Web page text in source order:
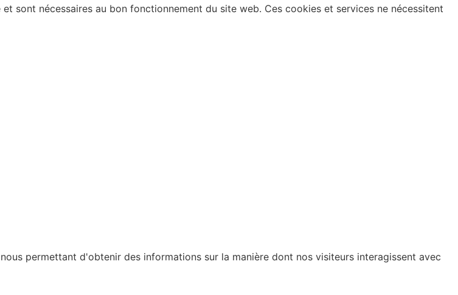
sont nécessaires au bon fonctionnement du site web. Ces cookies et services ne nécessitent
permettant d'obtenir des informations sur la manière dont nos visiteurs interagissent avec